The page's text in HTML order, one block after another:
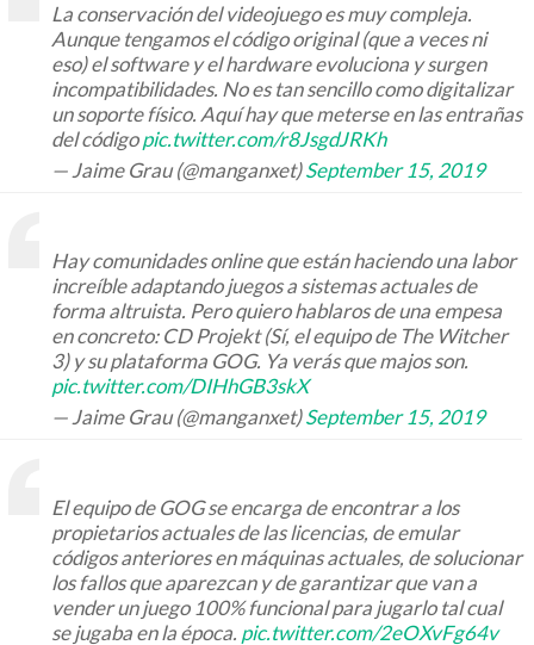
La conservación del videojuego es muy compleja.
Aunque tengamos el código original (que a veces ni
eso) el software y el hardware evoluciona y surgen
incompatibilidades. No es tan sencillo como digitalizar
un soporte físico. Aquí hay que meterse en las entrañas
del códigopic.twitter.com/r8JsgdJRKh
— Jaime Grau (@manganxet)September 15, 2019
Hay comunidades online que están haciendo una labor
increíble adaptando juegos a sistemas actuales de
forma altruista. Pero quiero hablaros de una empesa
en concreto: CD Projekt (Sí, el equipo de The Witcher
3) y su plataforma GOG. Ya verás que majos son.
pic.twitter.com/DIHhGB3skX
— Jaime Grau (@manganxet)September 15, 2019
El equipo de GOG se encarga de encontrar a los
propietarios actuales de las licencias, de emular
códigos anteriores en máquinas actuales, de solucionar
los fallos que aparezcan y de garantizar que van a
vender un juego 100% funcional para jugarlo tal cual
se jugaba en la época. pic.twitter.com/2eOXvFg64v